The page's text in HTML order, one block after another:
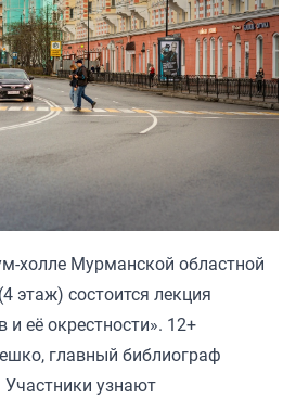
холле Мурманской областной
этаж) состоится лекция
её окрестности». 12+
главный библиограф
узнают